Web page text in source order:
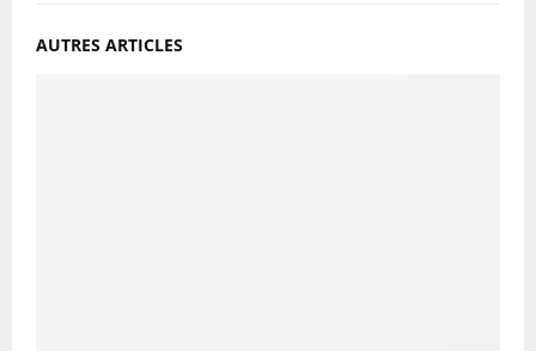
AUTRES ARTICLES